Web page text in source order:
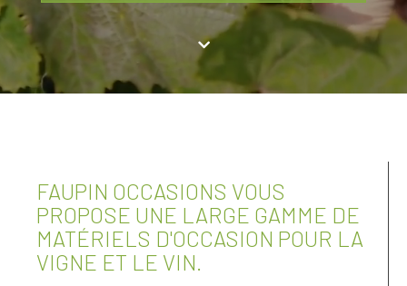
FAUPIN OCCASIONS VOUS
PROPOSE UNE LARGE GAMME DE
MATÉRIELS D'OCCASION POUR LA
VIGNE ET LE VIN.